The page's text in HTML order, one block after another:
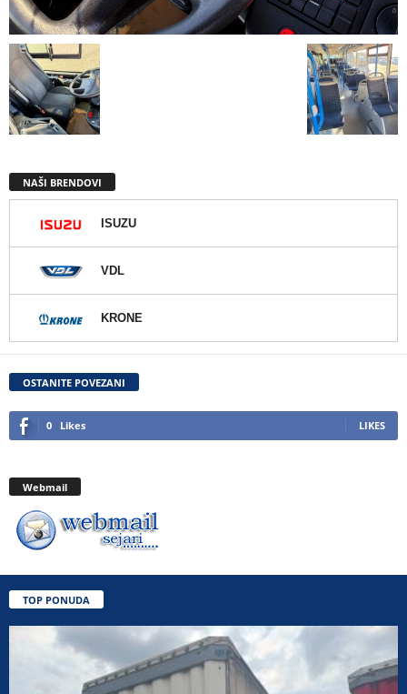
NAŠI BRENDOVI
ISUZU
VDL
KRONE
OSTANITE POVEZANI
0 Likes LIKES
Webmail
TOP PONUDA